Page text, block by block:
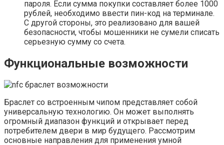
пароля. Если сумма покупки составляет более 1000
рублей, необходимо ввести пин-код на терминале.
С другой стороны, это реализовано для вашей
безопасности, чтобы мошенники не сумели списать
серьезную сумму со счета.
Функциональные возможности
Браслет со встроенным чипом представляет собой
универсальную технологию. Он может выполнять
огромный диапазон функций и открывает перед
потребителем двери в мир будущего. Рассмотрим
основные направления для применения умной